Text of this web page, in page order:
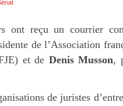
ont reçu un courrier
de l’Association
et de Denis Musson,
de juristes